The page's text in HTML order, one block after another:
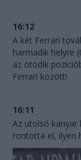
16:12
A két Ferrari
harmadik helyre
az ötödik
Ferrari között!
16:11
Az utolsó kanyar
rontotta el, ilyen